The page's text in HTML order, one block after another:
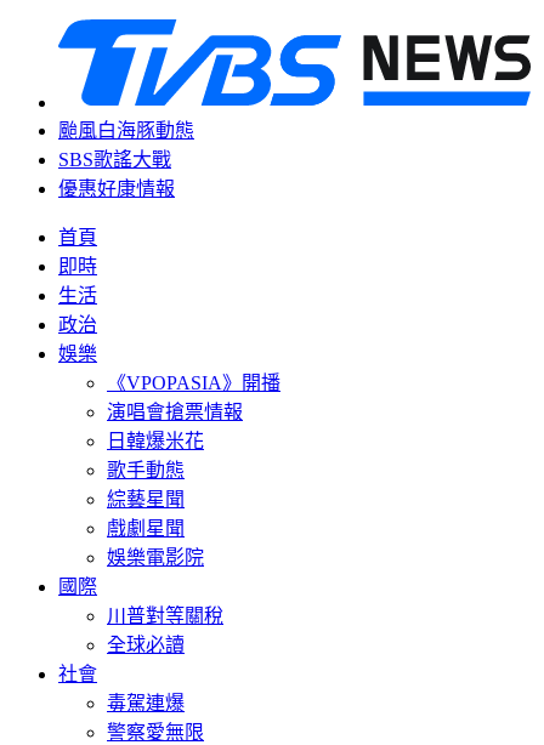
颱風白海豚動態
SBS歌謠大戰
優惠好康情報
首頁
即時
生活
政治
娛樂
《VPOPASIA》開播
演唱會搶票情報
日韓爆米花
歌手動態
綜藝星聞
戲劇星聞
娛樂電影院
國際
川普對等關稅
全球必讀
社會
毒駕連爆
警察愛無限